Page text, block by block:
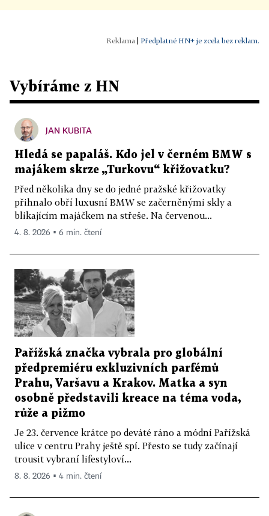
Předplatné HN+ je zcela bez reklam.
Vybíráme z HN
JAN KUBITA
Hledá se papaláš. Kdo jel v černém BMW s
majákem skrze „Turkovu“ křižovatku?
Před několika dny se do jedné pražské křižovatky
přihnalo obří luxusní BMW se začerněnými skly a
blikajícím majáčkem na střeše. Na červenou...
4. 8. 2026 ▪ 6 min. čtení
Pařížská značka vybrala pro globální
předpremiéru exkluzivních parfémů
Prahu, Varšavu a Krakov. Matka a syn
osobně představili kreace na téma voda,
růže a pižmo
Je 23. července krátce po deváté ráno a módní Pařížská
ulice v centru Prahy ještě spí. Přesto se tudy začínají
trousit vybraní lifestyloví...
8. 8. 2026 ▪ 4 min. čtení